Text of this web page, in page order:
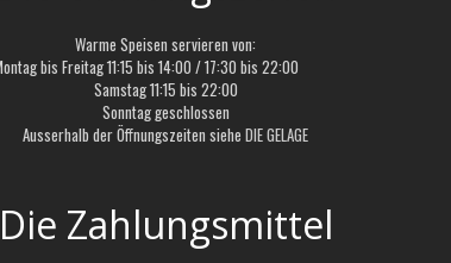
Warme Speisen servieren von:
bis Freitag 11:15 bis 14:00 / 17:30 bis 22:00
Samstag 11:15 bis 22:00
Sonntag geschlossen
Ausserhalb der Öffnungszeiten siehe DIE GELAGE
Die Zahlungsmittel